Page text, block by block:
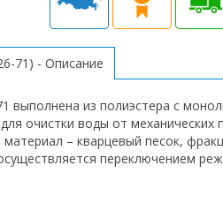
71) - Описание
выполнена из полиэстера с
очистки воды от механических
– кварцевый песок,
переключением